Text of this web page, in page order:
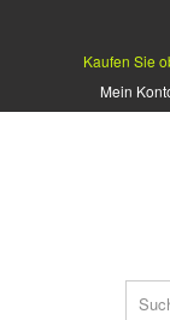
Kaufen Sie
Mein